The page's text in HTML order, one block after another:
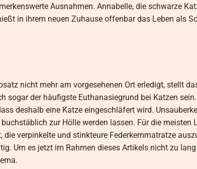
Ausnahmen. Annabelle, die schwarze
in ihrem neuen Zuhause offenbar das Leben als
nicht mehr am vorgesehenen Ort erledigt, stellt
sogar der häufigste Euthanasiegrund bei Katzen
deshalb eine Katze eingeschläfert wird.
zur Hölle werden lassen. Für die meisten
verpinkelte und stinkteure Federkernmatratze
Um es jetzt im Rahmen dieses Artikels nicht zu